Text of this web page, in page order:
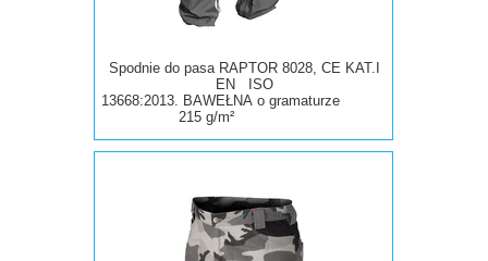
Spodnie do pasa RAPTOR 8028, CE KAT.I
EN ISO
13668:2013. BAWEŁNA o gramaturze
215 g/m²